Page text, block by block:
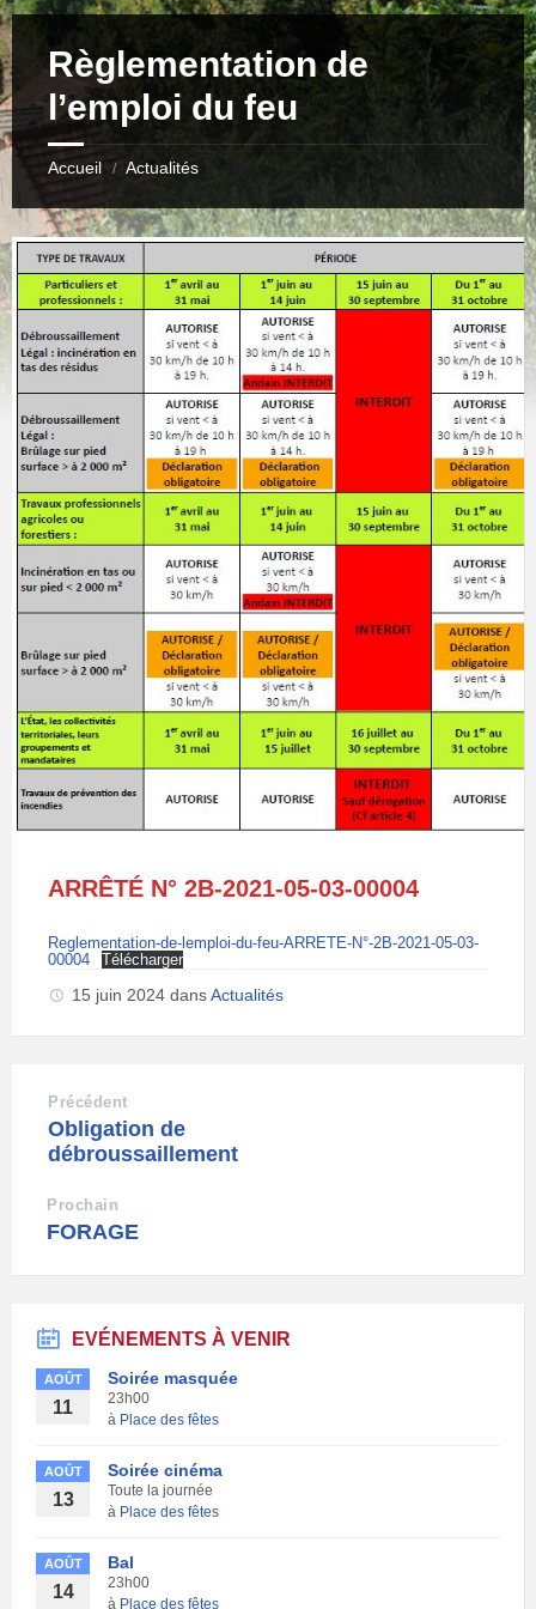
Règlementation de
l’emploi du feu
Accueil / Actualités
ARRÊTÉ N° 2B-2021-05-03-00004
Reglementation-de-lemploi-du-feu-ARRETE-N°-2B-2021-05-03-
00004
Télécharger
15 juin 2024 dansActualités
Précédent
Obligation de
débroussaillement
Prochain
FORAGE
EVÉNEMENTS À VENIR
AOÛT
11
Soirée masquée
23h00
à Place des fêtes
AOÛT
13
Soirée cinéma
Toute la journée
à Place des fêtes
AOÛT
14
Bal
23h00
à Place des fêtes